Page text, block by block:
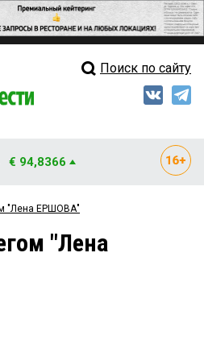
Свежий выпуск
Мнения
Рейтинги
Поиск по сайту
€ 94,8366
"Лена ЕРШОВА"
"Лена